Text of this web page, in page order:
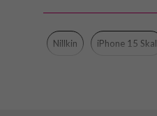
Egenskaper
Färg
Nillkin iPhone 15 Skal